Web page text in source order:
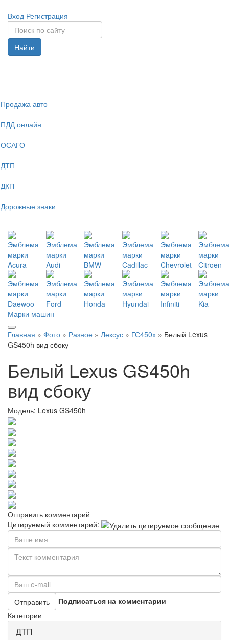
Вход Регистрация
Найти
Продажа авто
ПДД онлайн
ОСАГО
ДТП
ДКП
Дорожные знаки
Марки машин
Главная » Фото » Разное » Лексус » ГС450х » Белый Lexus
GS450h вид сбоку
Белый Lexus GS450h
вид сбоку
Модель: Lexus GS450h
Отправить комментарий
Цитируемый комментарий:
Отправить
Подписаться на комментарии
Категории
ДТП